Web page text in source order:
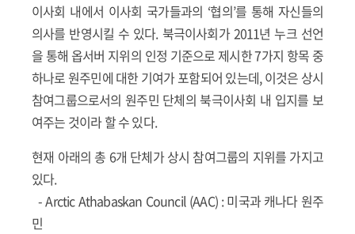
이사회 내에서 이사회 국가들과의 ‘협의’를 통해 자신들의
의사를 반영시킬 수 있다. 북극이사회가 2011년 누크 선언
을 통해 옵서버 지위의 인정 기준으로 제시한 7가지 항목 중
하나로 원주민에 대한 기여가 포함되어 있는데, 이것은 상시
참여그룹으로서의 원주민 단체의 북극이사회 내 입지를 보
여주는 것이라 할 수 있다.
현재 아래의 총 6개 단체가 상시 참여그룹의 지위를 가지고
있다.
-Arctic Athabaskan Council (AAC) : 미국과 캐나다 원주
민